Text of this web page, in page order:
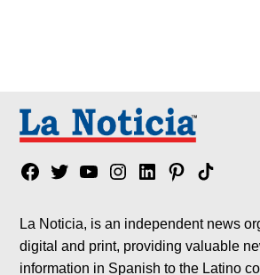
Facebook
TwitterYouTubeInstagram
LinkedinPinterest
Tik
La Noticia, is an independent news
digital and print, providing valuable
information in Spanish to the Latino